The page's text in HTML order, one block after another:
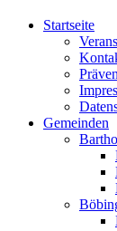
Startseite
Gemeinden